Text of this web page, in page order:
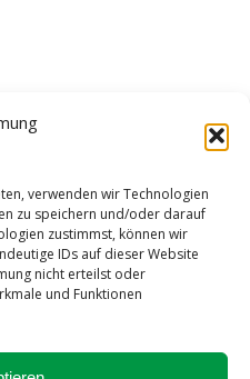
verwenden wir Technologien
zu speichern und/oder darauf
zustimmst, können wir
IDs auf dieser Website
nicht erteilst oder
und Funktionen